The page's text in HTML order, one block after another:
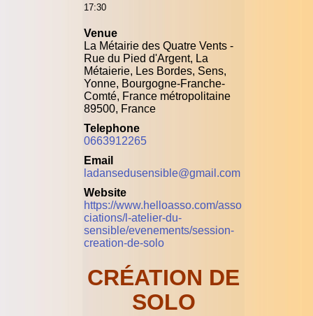
17:30
Venue
La Métairie des Quatre Vents -
Rue du Pied d'Argent, La
Métaierie, Les Bordes, Sens,
Yonne, Bourgogne-Franche-
Comté, France métropolitaine
89500, France
Telephone
0663912265
Email
ladansedusensible@gmail.com
Website
https://www.helloasso.com/asso
ciations/l-atelier-du-
sensible/evenements/session-
creation-de-solo
CRÉATION DE
SOLO